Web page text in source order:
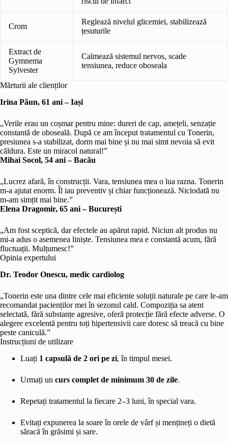
Crom
Reglează nivelul glicemiei, stabilizează
țesuturile
Extract de
Gymnema
Sylvester
Calmează sistemul nervos, scade
tensiunea, reduce oboseala
Mărturii ale clienților
Irina Păun, 61 ani – Iași
„Verile erau un coșmar pentru mine: dureri de cap, amețeli, senzație
constantă de oboseală. După ce am început tratamentul cu Tonerin,
presiunea s-a stabilizat, dorm mai bine și nu mai simt nevoia să evit
căldura. Este un miracol natural!”
Mihai Socol, 54 ani – Bacău
„Lucrez afară, în construcții. Vara, tensiunea mea o lua razna. Tonerin
m-a ajutat enorm. Îl iau preventiv și chiar funcționează. Niciodată nu
m-am simțit mai bine.”
Elena Dragomir, 65 ani – București
„Am fost sceptică, dar efectele au apărut rapid. Niciun alt produs nu
mi-a adus o asemenea liniște. Tensiunea mea e constantă acum, fără
fluctuații. Mulțumesc!”
Opinia expertului
Dr. Teodor Onescu, medic cardiolog
„Tonerin este una dintre cele mai eficiente soluții naturale pe care le-am
recomandat pacienților mei în sezonul cald. Compoziția sa atent
selectată, fără substanțe agresive, oferă protecție fără efecte adverse. O
alegere excelentă pentru toți hipertensivii care doresc să treacă cu bine
peste caniculă.”
Instrucțiuni de utilizare
Luați 1 capsulă de 2 ori pe zi, în timpul mesei.
Urmați un curs complet de minimum 30 de zile.
Repetați tratamentul la fiecare 2–3 luni, în special vara.
Evitați expunerea la soare în orele de vârf și mențineți o dietă
săracă în grăsimi și sare.